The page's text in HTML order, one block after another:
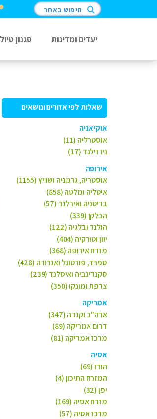
חיפוש באתר
יעדים ומדינות סגנון טיול
שאלות לפי אזורים ונושאים
אוקיאניה
אוסטרליה (11)
ניו זילנד (17)
אירופה
אוסטריה, גרמניה ושוויץ (1155)
איטליה ומלטה (858)
בריטניה ואירלנד (57)
הבלקן (339)
הולנד ובלגיה (122)
יוון וטורקיה (404)
מזרח אירופה (368)
ספרד, פורטוגל ואנדורה (428)
סקנדינביה ואיסלנד (239)
צרפת ומונקו (350)
אמריקה
ארה"ב וקנדה (347)
דרום אמריקה (89)
מרכז אמריקה (81)
אסיה
הודו (69)
המזרח התיכון (4)
יפן (32)
מזרח אסיה (169)
מרכז אסיה (57)